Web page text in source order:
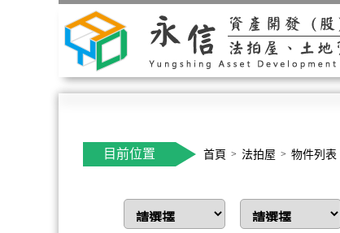
目前位置 首頁 法拍屋 物件列表